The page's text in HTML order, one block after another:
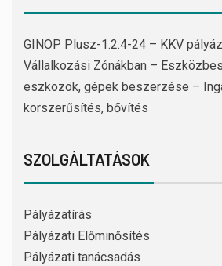
GINOP Plusz-1.2.4-24 – KKV
Vállalkozási Zónákban –
eszközök, gépek beszerzése –
korszerűsítés, bővítés
SZOLGÁLTATÁSOK
Pályázatírás
Pályázati Előminősítés
Pályázati tanácsadás